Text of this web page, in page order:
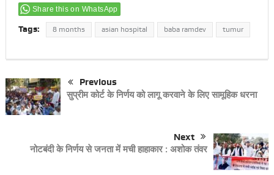
Share this on WhatsApp
Tags: 8 months asian hospital baba ramdev tumur
Previous
सुप्रीम कोर्ट के निर्णय को लागू करवाने के लिए सामूहिक धरना
Next
नोटबंदी के निर्णय से जनता में मची हाहाकार : अशोक तंवर